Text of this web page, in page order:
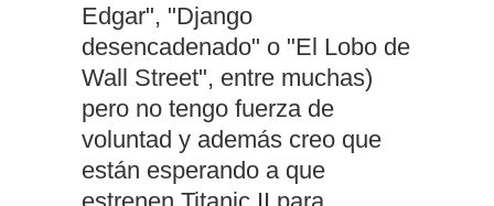
Edgar", "Django
desencadenado" o "El Lobo de
Wall Street", entre muchas)
pero no tengo fuerza de
voluntad y además creo que
están esperando a que